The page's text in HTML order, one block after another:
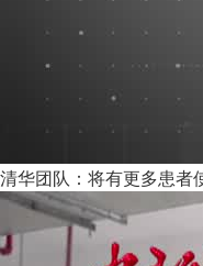
清华团队：将有更多患者